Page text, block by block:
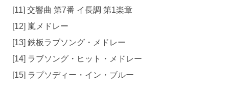
[11] 交響曲 第7番 イ長調 第1楽章
[12] 嵐メドレー
[13] 鉄板ラブソング・メドレー
[14] ラブソング・ヒット・メドレー
[15] ラプソディー・イン・ブルー